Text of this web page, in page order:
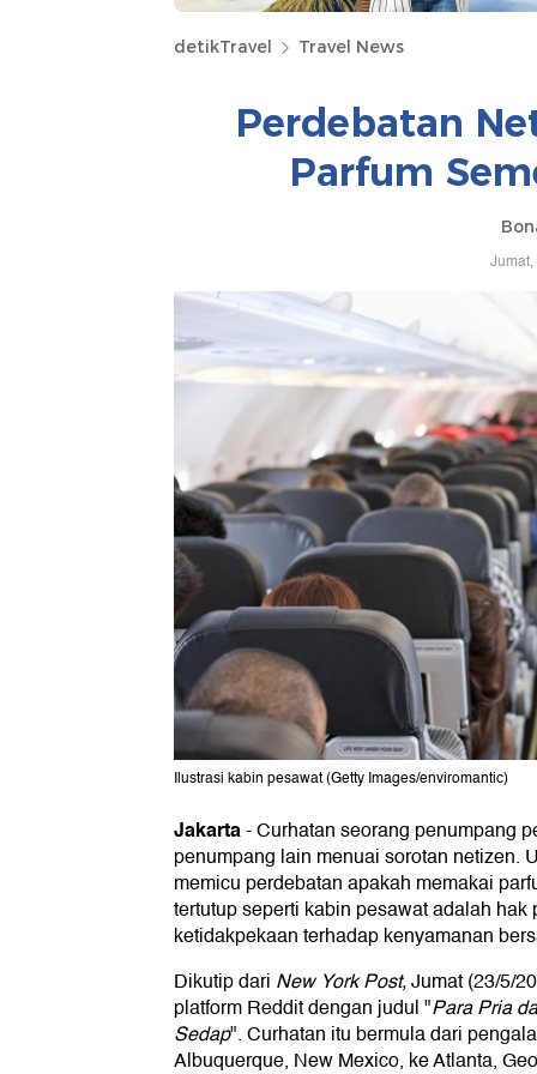
detikTravel Travel News
Perdebatan
Parfum
Ilustrasi kabin pesawat (Getty Images/enviromantic)
Jakarta-Curhatan seorang penumpang
penumpang lain menuai sorotan netizen.
memicu perdebatan apakah memakai
tertutup seperti kabin pesawat adalah
ketidakpekaan terhadap kenyamanan
Dikutip dari New York Post,Jumat (23/5/
platform Reddit dengan judul "Para Pria
Sedap". Curhatan itu bermula dari
Albuquerque, New Mexico, ke Atlanta,